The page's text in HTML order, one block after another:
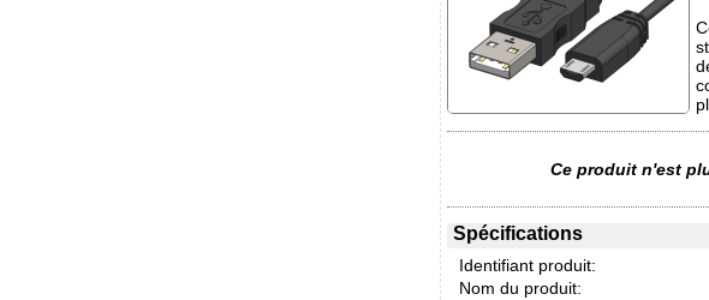
Ce produit n'est
Spécifications
Identifiant produit:
Nom du produit: